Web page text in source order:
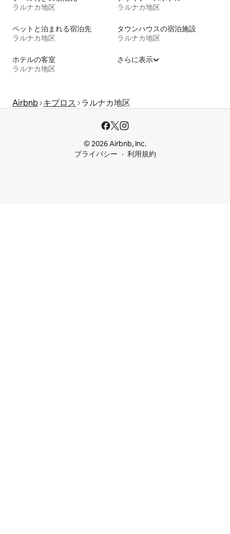
ラルナカ地区
ラルナカ地区
ペットと泊まれる宿泊先
ラルナカ地区
タウンハウスの宿泊施設
ラルナカ地区
ホテルの客室
ラルナカ地区
さらに表示
Airbnb キプロス ラルナカ地区
© 2026 Airbnb, Inc.
プライバシー
利用規約